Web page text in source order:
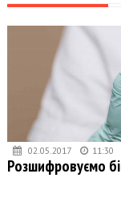
02.05.2017 11:30
Розшифровуємо